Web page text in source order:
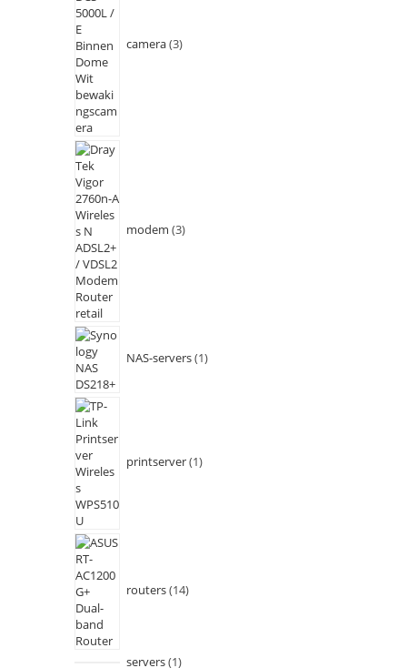
camera 3
modem 3
NAS-servers 1
printserver 1
routers 14
servers 1